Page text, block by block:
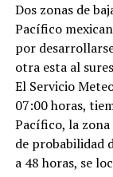
Dos zonas de
Pacífico
por
otra esta al
El Servicio
07:00 horas,
Pacífico, la
de probabilidad
a 48 horas, se